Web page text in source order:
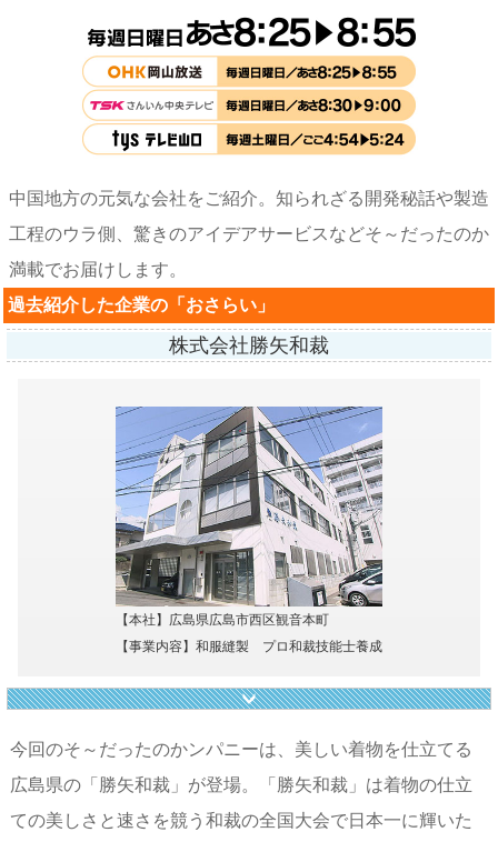
中国地方の元気な会社をご紹介。知られざる開発秘話や製造
工程のウラ側、驚きのアイデアサービスなどそ～だったのか
満載でお届けします。
過去紹介した企業の「おさらい」
株式会社勝矢和裁
【本社】広島県広島市西区観音本町
【事業内容】和服縫製 プロ和裁技能士養成
今回のそ～だったのかンパニーは、美しい着物を仕立てる
広島県の「勝矢和裁」が登場。「勝矢和裁」は着物の仕立
ての美しさと速さを競う和裁の全国大会で日本一に輝いた